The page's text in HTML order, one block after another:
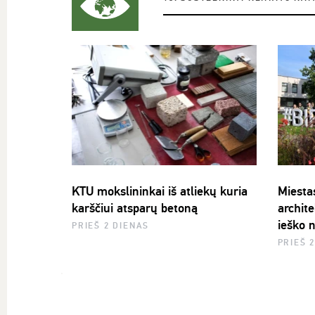
KTU mokslininkai iš atliekų kuria
karščiui atsparų betoną
PRIEŠ 2 DIENAS
ieško
PRIEŠ